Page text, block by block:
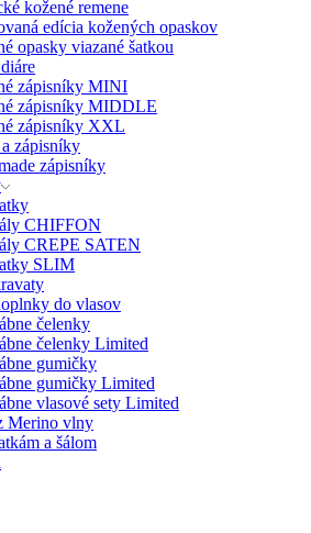
kožené remene
edícia kožených opaskov
opasky viazané šatkou
zápisníky MINI
zápisníky MIDDLE
zápisníky XXL
zápisníky
zápisníky
CHIFFON
CREPE SATEN
SLIM
do vlasov
čelenky
čelenky Limited
gumičky
gumičky Limited
vlasové sety Limited
Merino vlny
a šálom